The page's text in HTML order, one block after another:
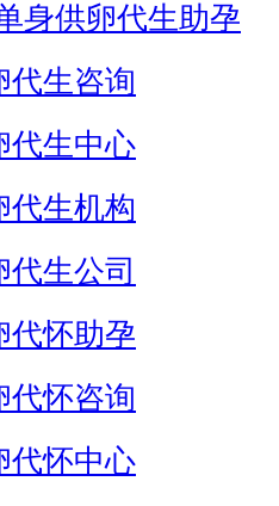
身供卵代生助孕
代生咨询
代生中心
代生机构
生公司
代怀助孕
代怀咨询
代怀中心